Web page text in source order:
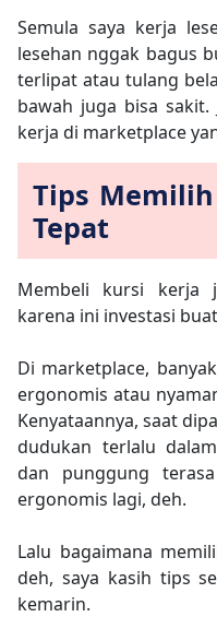
Semula saya kerja
lesehan nggak bagus
terlipat atau tulang
bawah juga bisa sakit.
kerja di marketplace
Tips
Tepat
Membeli kursi kerja
karena ini investasi
Di marketplace,
ergonomis atau
Kenyataannya, saat
dudukan terlalu
dan punggung
ergonomis lagi, deh.
Lalu bagaimana
deh, saya kasih tips
kemarin.